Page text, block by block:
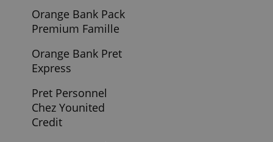
Monese Compte
Bancaire Classic
Monese Compte
Bancaire Classic
Etudiants